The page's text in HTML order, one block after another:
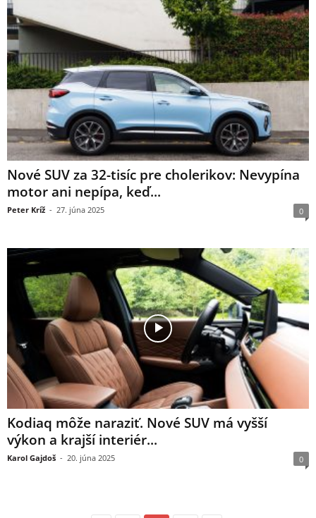
Nové SUV za 32-tisíc pre cholerikov: Nevypína
motor ani nepípa, keď...
Peter Kríž - 27. júna 2025 0
Kodiaq môže naraziť. Nové SUV má vyšší
výkon a krajší interiér...
Karol Gajdoš - 20. júna 2025 0